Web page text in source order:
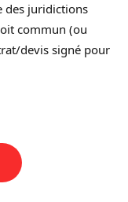
des juridictions
commun (ou
devis signé pour